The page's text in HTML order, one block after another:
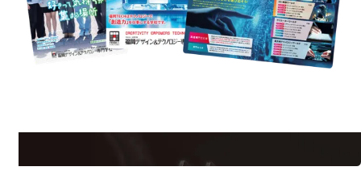
Information